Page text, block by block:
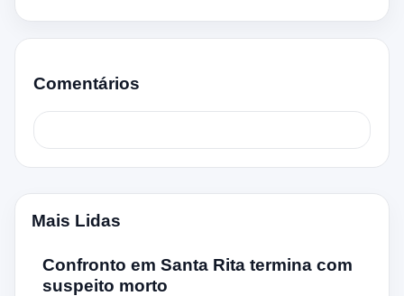
Comentários
Mais Lidas
Confronto em Santa Rita termina com
suspeito morto